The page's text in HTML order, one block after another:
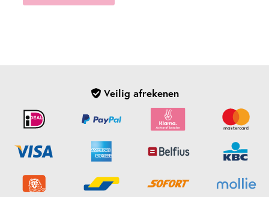
Veilig afrekenen